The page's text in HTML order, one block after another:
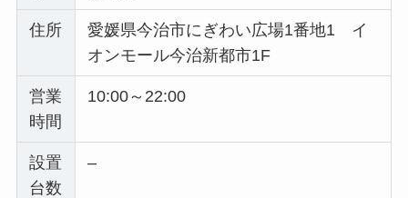
住所
愛媛県今治市にぎわい広場1番地1 イ
オンモール今治新都市1F
営業
時間
10:00～22:00
設置
台数
–